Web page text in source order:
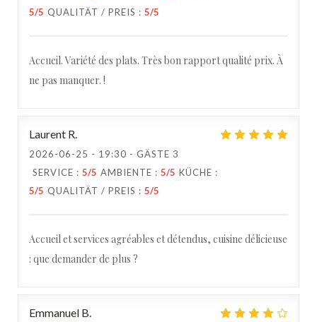
5/5 QUALITÄT / PREIS : 5/5
Accueil. Variété des plats. Très bon rapport qualité prix. À
ne pas manquer. !
Laurent R
2026-06-25 - 19:30 - GÄSTE 3
SERVICE : 5/5 AMBIENTE : 5/5 KÜCHE :
5/5 QUALITÄT / PREIS : 5/5
Accueil et services agréables et détendus, cuisine délicieuse
: que demander de plus ?
Emmanuel B